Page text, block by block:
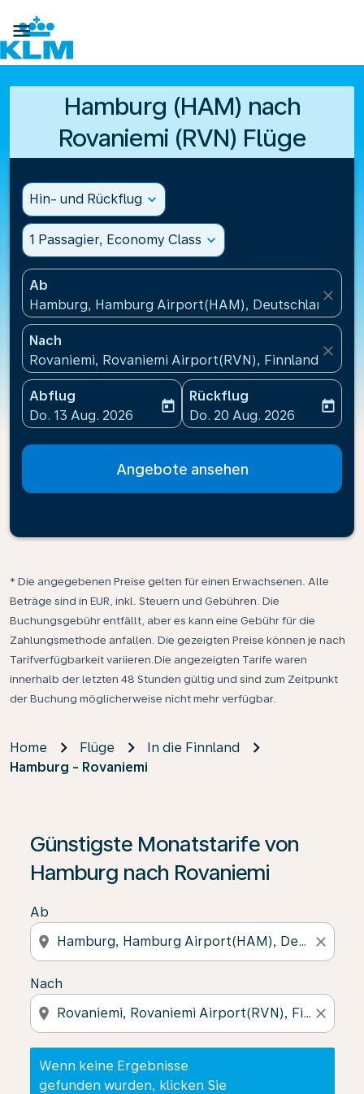

Hamburg (HAM) nach
Rovaniemi (RVN) Flüge
Hin- und Rückflug expand_more
1 Passagier, Economy Class expand_more
Ab
Hamburg, Hamburg Airport(HAM), Deutschland
close
Nach
Rovaniemi, Rovaniemi Airport(RVN), Finnland
close
Abflug
fc-booking-departure-date-aria-label
Do. 13 Aug. 2026
today
Rückflug
fc-booking-return-date-
Do. 20 Aug. 2026
today
Angebote ansehen
* Die angegebenen Preise gelten für einen Erwachsenen. Alle
Beträge sind in EUR, inkl. Steuern und Gebühren. Die
Buchungsgebühr entfällt, aber es kann eine Gebühr für die
Zahlungsmethode anfallen. Die gezeigten Preise können je nach
Tarifverfügbarkeit variieren.Die angezeigten Tarife waren
innerhalb der letzten 48 Stunden gültig und sind zum Zeitpunkt
der Buchung möglicherweise nicht mehr verfügbar.
Home Flüge
In die Finnland
Hamburg - Rovaniemi
Günstigste Monatstarife von
Hamburg nach Rovaniemi
Ab
location_on close
Nach
location_on close
Wenn keine Ergebnisse
gefunden wurden, klicken Sie
Wenn keine Ergebnisse gefunden wurden, klicken